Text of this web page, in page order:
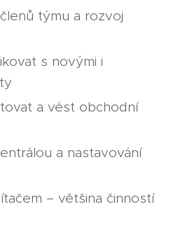
týmu a rozvoj
s novými i
a vést obchodní
a nastavování
– většina činností